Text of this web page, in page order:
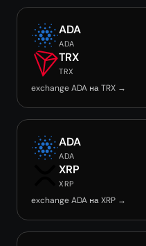
ADA
ADA
TRX
TRX
exchange ADA на TRX →
ADA
ADA
XRP
XRP
exchange ADA на XRP →